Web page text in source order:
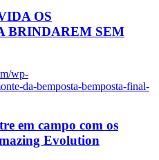
OS
BRINDAREM SEM
wp-
da-bemposta-bemposta-final-
em campo com os
Evolution